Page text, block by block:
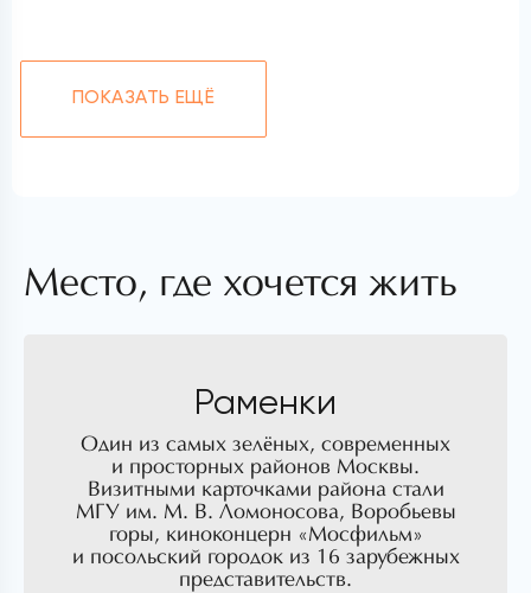
ПОКАЗАТЬ ЕЩЁ
Место, где хочется жить
Раменки
Один из самых зелёных, современных
и просторных районов Москвы.
Визитными карточками района стали
МГУ им. М. В. Ломоносова, Воробьевы
горы, киноконцерн «Мосфильм»
и посольский городок из 16 зарубежных
представительств.